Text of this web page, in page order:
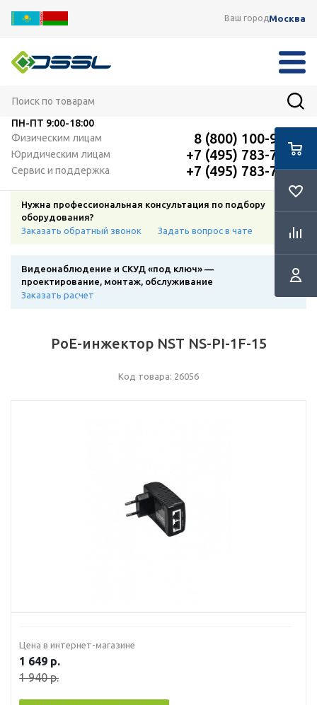
Ваш городМосква
ПН-ПТ 9:00-18:00
Физическим лицам
8 (800) 100-91-12
Юридическим лицам +7 (495) 783-72-87
Сервис и поддержка +7 (495) 783-72-87
Нужна профессиональная консультация по подбору
оборудования?
Заказать обратный звонок
Задать вопрос в чате
Видеонаблюдение и СКУД «под ключ» —
проектирование, монтаж, обслуживание
Заказать расчет
PoE-инжектор NST NS-PI-1F-15
Код товара: 26056
Цена в интернет-магазине
1 649 р.
1 940р.